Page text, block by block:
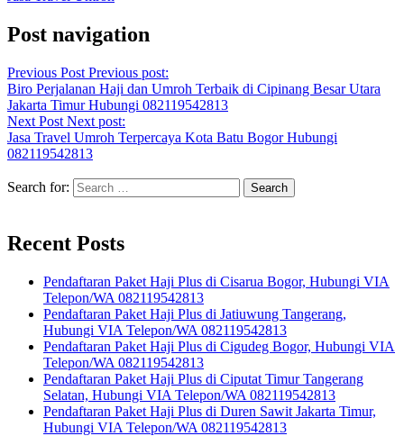
Post navigation
Previous Post Previous post:
Biro Perjalanan Haji dan Umroh Terbaik di Cipinang Besar Utara
Jakarta Timur Hubungi 082119542813
Next Post Next post:
Jasa Travel Umroh Terpercaya Kota Batu Bogor Hubungi
082119542813
Search for:
Recent Posts
Pendaftaran Paket Haji Plus di Cisarua Bogor, Hubungi VIA
Telepon/WA 082119542813
Pendaftaran Paket Haji Plus di Jatiuwung Tangerang,
Hubungi VIA Telepon/WA 082119542813
Pendaftaran Paket Haji Plus di Cigudeg Bogor, Hubungi VIA
Telepon/WA 082119542813
Pendaftaran Paket Haji Plus di Ciputat Timur Tangerang
Selatan, Hubungi VIA Telepon/WA 082119542813
Pendaftaran Paket Haji Plus di Duren Sawit Jakarta Timur,
Hubungi VIA Telepon/WA 082119542813